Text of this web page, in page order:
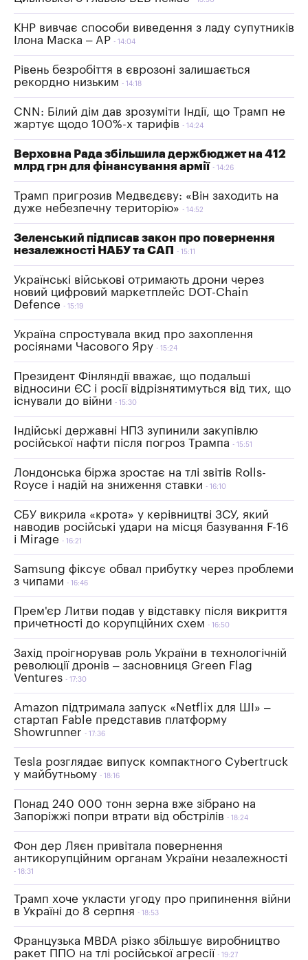
КНР вивчає способи виведення з ладу супутників
Ілона Маска – AP
14:04
Рівень безробіття в єврозоні залишається
рекордно низьким
14:18
CNN: Білий дім дав зрозуміти Індії, що Трамп не
жартує щодо 100%-х тарифів
14:24
Верховна Рада збільшила держбюджет на 412
млрд грн для фінансування армії
14:26
Трамп пригрозив Медвєдєву: «Він заходить на
дуже небезпечну територію»
14:52
Зеленський підписав закон про повернення
незалежності НАБУ та САП
15:11
Українські військові отримають дрони через
новий цифровий маркетплейс DOT-Chain
Defence
15:19
Україна спростувала вкид про захоплення
росіянами Часового Яру
15:24
Президент Фінляндії вважає, що подальші
відносини ЄС і росії відрізнятимуться від тих, що
існували до війни
15:30
Індійські державні НПЗ зупинили закупівлю
російської нафти після погроз Трампа
15:51
Лондонська біржа зростає на тлі звітів Rolls-
Royce і надій на зниження ставки
16:10
СБУ викрила «крота» у керівництві ЗСУ, який
наводив російські удари на місця базування F-16
і Mirage
16:21
Samsung фіксує обвал прибутку через проблеми
з чипами
16:46
Прем'єр Литви подав у відставку після викриття
причетності до корупційних схем
16:50
Захід проігнорував роль України в технологічній
революції дронів – засновниця Green Flag
Ventures
17:30
Amazon підтримала запуск «Netflix для ШІ» –
стартап Fable представив платформу
Showrunner
17:36
Tesla розглядає випуск компактного Cybertruck
у майбутньому
18:16
Понад 240 000 тонн зерна вже зібрано на
Запоріжжі попри втрати від обстрілів
18:24
Фон дер Ляєн привітала повернення
антикорупційним органам України незалежності
18:31
Трамп хоче укласти угоду про припинення війни
в Україні до 8 серпня
18:53
Французька MBDA різко збільшує виробництво
ракет ППО на тлі російської агресії
19:27